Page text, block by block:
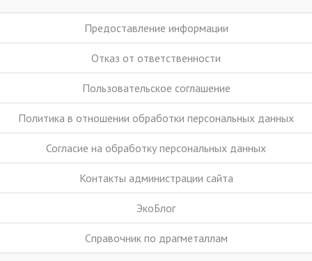
Предоставление информации
Отказ от ответственности
Пользовательское соглашение
Политика в отношении обработки персональных данных
Согласие на обработку персональных данных
Контакты администрации сайта
ЭкоБлог
Справочник по драгметаллам